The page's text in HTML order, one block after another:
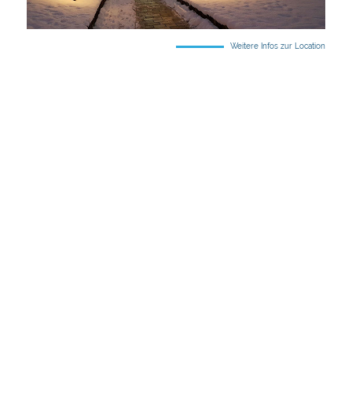
Weitere Infos zur Location